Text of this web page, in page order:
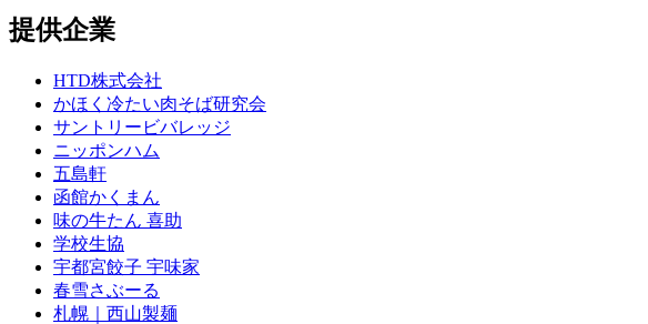
提供企業
HTD株式会社
かほく冷たい肉そば研究会
サントリービバレッジ
ニッポンハム
五島軒
函館かくまん
味の牛たん 喜助
学校生協
宇都宮餃子 宇味家
春雪さぶーる
札幌｜西山製麺